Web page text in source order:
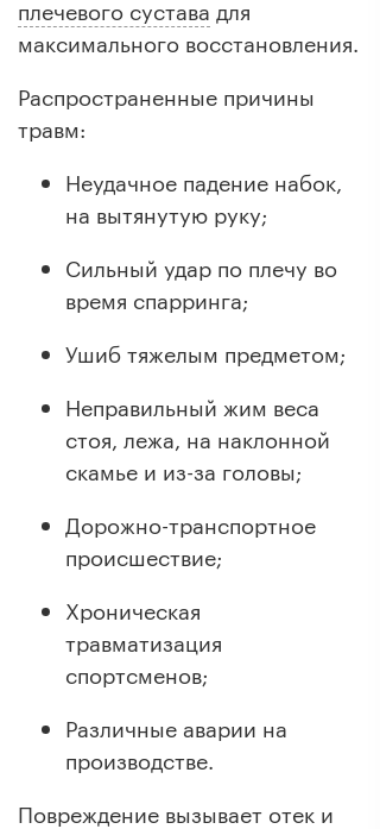
плечевого сустава для
максимального восстановления.
Распространенные причины
травм:
Неудачное падение набок,
на вытянутую руку;
Сильный удар по плечу во
время спарринга;
Ушиб тяжелым предметом;
Неправильный жим веса
стоя, лежа, на наклонной
скамье и из-за головы;
Дорожно-транспортное
происшествие;
Хроническая
травматизация
спортсменов;
Различные аварии на
производстве.
Повреждение вызывает отек и